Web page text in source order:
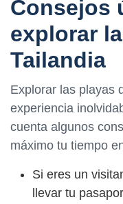
Consejos
explorar
Tailandia
Explorar las playas
experiencia
cuenta algunos
máximo tu tiempo
Si eres un
llevar tu